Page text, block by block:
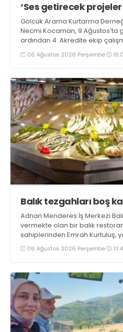
‘Ses getirecek
Gölcük Arama Kurtarma
Necmi Kocaman, 9 Ağustos’ta
ardından 4. Akredite ekip
tamamlayacaklarını ifade
bulundu. Kocaman,
06 Ağustos 2026 Perşembe
Balık tezgahları boş
Adnan Menderes İş Merkezi
vermekte olan bir balık
sahiplerinden Emrah Kurtuluş,
tezgahlarda taze balık
boyunca tezgahlarda taze
06 Ağustos 2026 Perşembe